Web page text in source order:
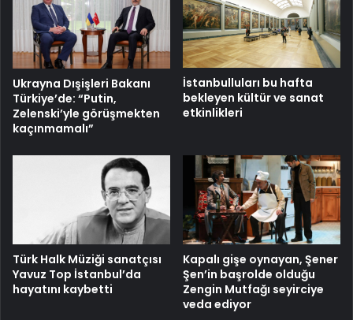
Ukrayna Dışişleri Bakanı
Türkiye’de: “Putin,
Zelenski’yle görüşmekten
kaçınmamalı”
İstanbulluları bu hafta
bekleyen kültür ve sanat
etkinlikleri
Türk Halk Müziği sanatçısı
Yavuz Top İstanbul’da
hayatını kaybetti
Kapalı gişe oynayan, Şener
Şen’in başrolde olduğu
Zengin Mutfağı seyirciye
veda ediyor